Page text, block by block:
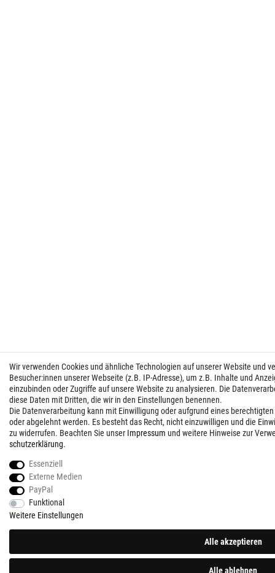
Wir verwenden Cookies und ähnliche Technologien auf unserer Website und
Besucher:innen unserer Webseite (z.B. IP-Adresse), um z.B. Inhalte und
einzubinden oder Zugriffe auf unsere Website zu analysieren. Die
diese Daten mit Dritten, die wir in den Einstellungen benennen.
Die Datenverarbeitung kann mit Einwilligung oder aufgrund eines
oder abgelehnt werden. Es besteht das Recht, nicht einzuwilligen und die
zu widerrufen. Beachten Sie unser Impressum und weitere Hinweise zur
schutz­erklärung.
Essenziell
Externe Medien
PayPal
Funktional
Weitere Einstellungen
Alle akzeptieren
Alle ablehnen